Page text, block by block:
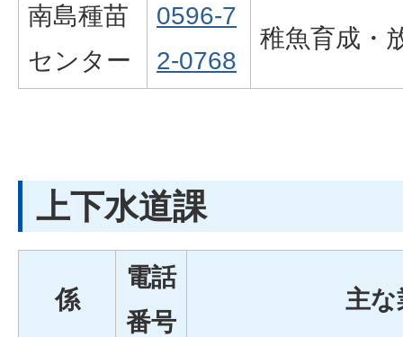
南島種苗
センター
0596-7
2-0768
稚魚育成・
上下水道課
係
電話
番号
主な